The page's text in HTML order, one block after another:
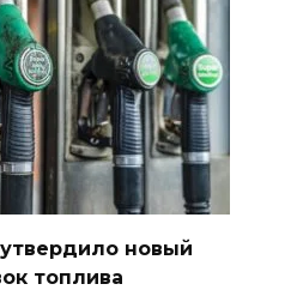
новый
топлива